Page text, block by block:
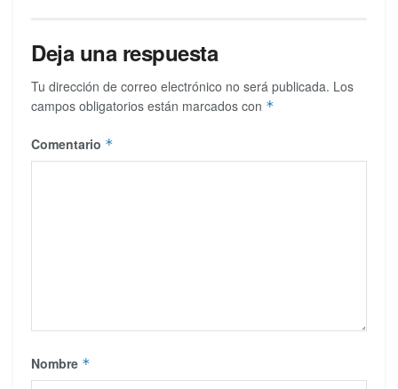
Deja una respuesta
Tu dirección de correo electrónico no será publicada. Los
campos obligatorios están marcados con *
Comentario *
Nombre *